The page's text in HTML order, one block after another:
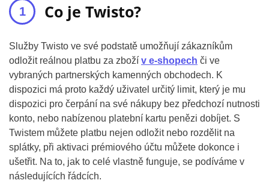
Co je Twisto?
Služby Twisto ve své podstatě umožňují zákazníkům
odložit reálnou platbu za zboží v e-shopech či ve
vybraných partnerských kamenných obchodech. K
dispozici má proto každý uživatel určitý limit, který je mu
dispozici pro čerpání na své nákupy bez předchozí nutnosti
konto, nebo nabízenou platební kartu penězi dobíjet. S
Twistem můžete platbu nejen odložit nebo rozdělit na
splátky, při aktivaci prémiového účtu můžete dokonce i
ušetřit. Na to, jak to celé vlastně funguje, se podíváme v
následujících řádcích.